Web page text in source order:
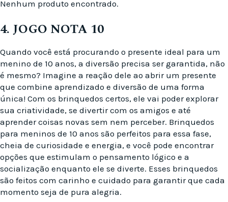
Nenhum produto encontrado.
4. JOGO NOTA 10
Quando você está procurando o presente ideal para um
menino de 10 anos, a diversão precisa ser garantida, não
é mesmo? Imagine a reação dele ao abrir um presente
que combine aprendizado e diversão de uma forma
única! Com os brinquedos certos, ele vai poder explorar
sua criatividade, se divertir com os amigos e até
aprender coisas novas sem nem perceber. Brinquedos
para meninos de 10 anos são perfeitos para essa fase,
cheia de curiosidade e energia, e você pode encontrar
opções que estimulam o pensamento lógico e a
socialização enquanto ele se diverte. Esses brinquedos
são feitos com carinho e cuidado para garantir que cada
momento seja de pura alegria.